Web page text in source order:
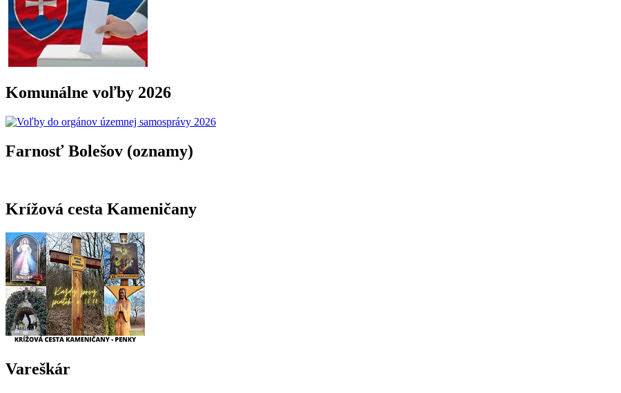
Komunálne voľby 2026
Farnosť Bolešov (oznamy)
Krížová cesta Kameničany
Vareškár